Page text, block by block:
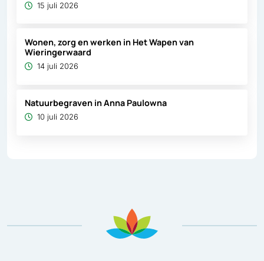
15 juli 2026
Wonen, zorg en werken in Het Wapen van
Wieringerwaard
14 juli 2026
Natuurbegraven in Anna Paulowna
10 juli 2026